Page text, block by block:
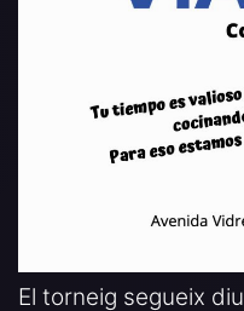
El torneig segueix